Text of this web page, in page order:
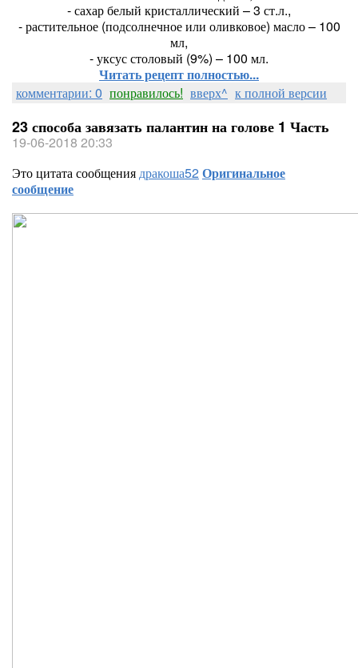
- сахар белый кристаллический – 3 ст.л.,
- растительное (подсолнечное или оливковое) масло – 100
мл,
- уксус столовый (9%) – 100 мл.
Читать рецепт полностью...
комментарии: 0 понравилось! вверх^ к полной версии
23 способа завязать палантин на голове 1 Часть
19-06-2018 20:33
Это цитата сообщениядракоша52Оригинальное
сообщение